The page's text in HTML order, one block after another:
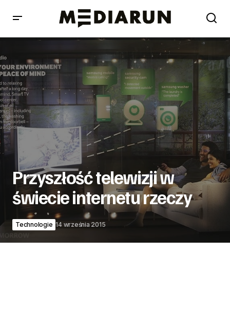
Przyszłość telewizji w świecie internetu rzeczy
Przyszłość telewizji w
świecie internetu rzeczy
Technologie 14 września 2015